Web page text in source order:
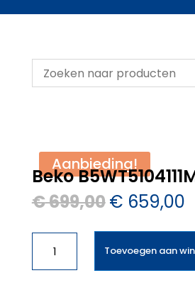
Aanbieding!
Beko
€699,00
was:
€ 699,00.
€ 659,00
B5WT5104111M
aantal
Toevoegen aan